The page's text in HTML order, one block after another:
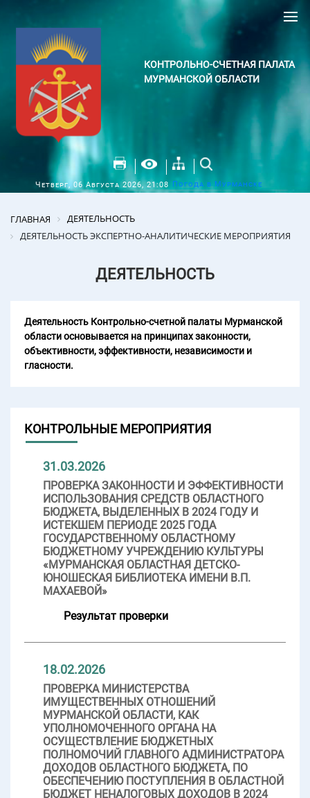
КОНТРОЛЬНО-СЧЕТНАЯ ПАЛАТА
МУРМАНСКОЙ ОБЛАСТИ
Четверг, 06 Августа 2026, 21:08 Погода в Мурманске
ГЛАВНАЯ
ДЕЯТЕЛЬНОСТЬ
ДЕЯТЕЛЬНОСТЬ ЭКСПЕРТНО-АНАЛИТИЧЕСКИЕ МЕРОПРИЯТИЯ
ДЕЯТЕЛЬНОСТЬ
Деятельность Контрольно-счетной палаты Мурманской
области основывается на принципах законности,
объективности, эффективности, независимости и
гласности.
КОНТРОЛЬНЫЕ МЕРОПРИЯТИЯ
31.03.2026
ПРОВЕРКА ЗАКОННОСТИ И ЭФФЕКТИВНОСТИ
ИСПОЛЬЗОВАНИЯ СРЕДСТВ ОБЛАСТНОГО
БЮДЖЕТА, ВЫДЕЛЕННЫХ В 2024 ГОДУ И
ИСТЕКШЕМ ПЕРИОДЕ 2025 ГОДА
ГОСУДАРСТВЕННОМУ ОБЛАСТНОМУ
БЮДЖЕТНОМУ УЧРЕЖДЕНИЮ КУЛЬТУРЫ
«МУРМАНСКАЯ ОБЛАСТНАЯ ДЕТСКО-
ЮНОШЕСКАЯ БИБЛИОТЕКА ИМЕНИ В.П.
МАХАЕВОЙ»
Результат проверки
18.02.2026
ПРОВЕРКА МИНИСТЕРСТВА
ИМУЩЕСТВЕННЫХ ОТНОШЕНИЙ
МУРМАНСКОЙ ОБЛАСТИ, КАК
УПОЛНОМОЧЕННОГО ОРГАНА НА
ОСУЩЕСТВЛЕНИЕ БЮДЖЕТНЫХ
ПОЛНОМОЧИЙ ГЛАВНОГО АДМИНИСТРАТОРА
ДОХОДОВ ОБЛАСТНОГО БЮДЖЕТА, ПО
ОБЕСПЕЧЕНИЮ ПОСТУПЛЕНИЯ В ОБЛАСТНОЙ
БЮДЖЕТ НЕНАЛОГОВЫХ ДОХОДОВ В 2024